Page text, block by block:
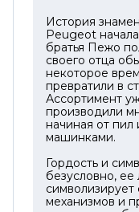
пробки,
бутылку и
эффект.
Штопор
набор, создан
любых видов
позволяет
плавным
История
Peugeot
братья Пежо
своего отца
некоторое
превратили в
Ассортимент
производили
начиная от
машинками.
Гордость и
безусловно, ее
символизирует
механизмов и